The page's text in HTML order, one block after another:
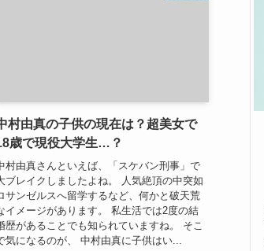
村由真の子供の現在は？超美女で
歳で現役大学生…？
村由真さんといえば、「スケバン刑事」で
ブレイクしましたよね。 人気絶頂の中突如
サンゼルスへ留学するなど、何かと破天荒
イメージがあります。 私生活では2度の結
歴があることでも知られていますね。 そこ
気になるのが、 中村由真に子供はい...